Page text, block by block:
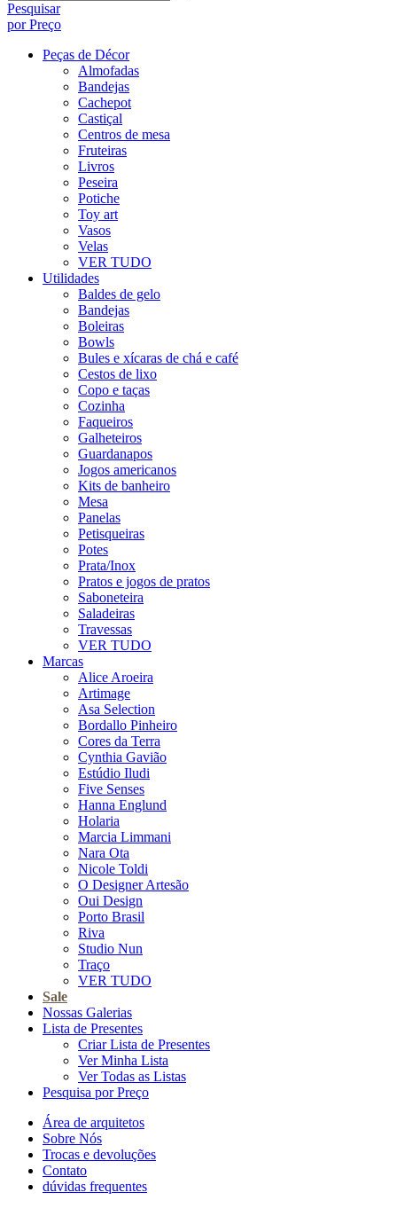
Pesquisar
por Preço
Peças de Décor
Almofadas
Bandejas
Cachepot
Castiçal
Centros de mesa
Fruteiras
Livros
Peseira
Potiche
Toy art
Vasos
Velas
VER TUDO
Utilidades
Baldes de gelo
Bandejas
Boleiras
Bowls
Bules e xícaras de chá e café
Cestos de lixo
Copo e taças
Cozinha
Faqueiros
Galheteiros
Guardanapos
Jogos americanos
Kits de banheiro
Mesa
Panelas
Petisqueiras
Potes
Prata/Inox
Pratos e jogos de pratos
Saboneteira
Saladeiras
Travessas
VER TUDO
Marcas
Alice Aroeira
Artimage
Asa Selection
Bordallo Pinheiro
Cores da Terra
Cynthia Gavião
Estúdio Iludi
Five Senses
Hanna Englund
Holaria
Marcia Limmani
Nara Ota
Nicole Toldi
O Designer Artesão
Oui Design
Porto Brasil
Riva
Studio Nun
Traço
VER TUDO
Sale
Nossas Galerias
Lista de Presentes
Criar Lista de Presentes
Ver Minha Lista
Ver Todas as Listas
Pesquisa por Preço
Área de arquitetos
Sobre Nós
Trocas e devoluções
Contato
dúvidas frequentes